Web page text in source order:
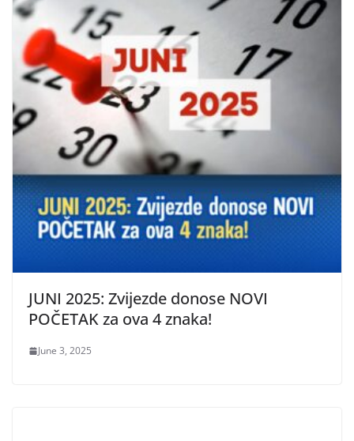
JUNI 2025: Zvijezde donose NOVI
POČETAK za ova 4 znaka!
June 3, 2025